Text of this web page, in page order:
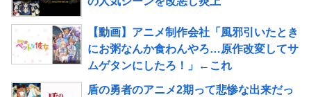
【動画】アニメ制作会社「風邪引いたとき
にお粥なんか食わんやろ…原作改変してサ
ムゲタンにしたろ！」←これ
盾の勇者のアニメ2期って悲惨な出来だっ